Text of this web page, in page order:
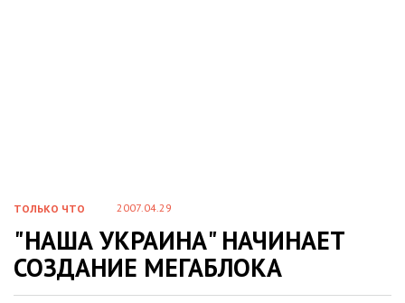
ТОЛЬКО ЧТО 2007.04.29
"НАША УКРАИНА" НАЧИНАЕТ
СОЗДАНИЕ МЕГАБЛОКА